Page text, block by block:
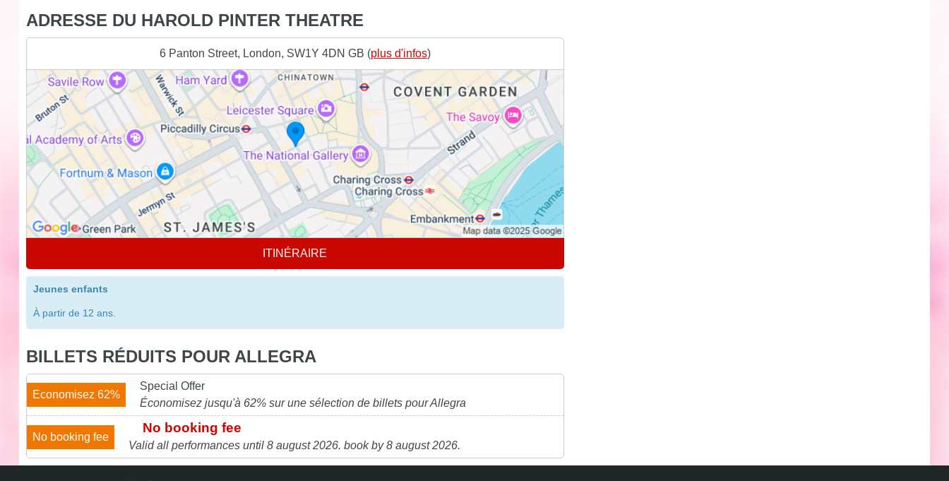
ADRESSE DU HAROLD PINTER THEATRE
6 Panton Street, London, SW1Y 4DN GB (plus d'infos)
ITINÉRAIRE
Jeunes enfants
À partir de 12 ans.
BILLETS RÉDUITS POUR ALLEGRA
Economisez 62%
Special Offer
Économisez jusqu'à 62% sur une sélection de billets pour Allegra
No booking fee
No booking fee
Valid all performances until 8 august 2026. book by 8 august 2026.